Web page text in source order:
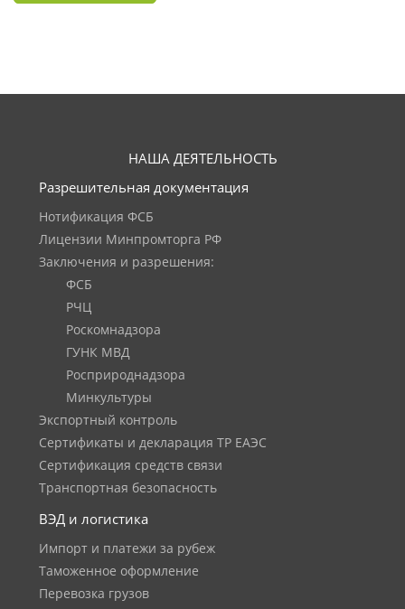
НАША ДЕЯТЕЛЬНОСТЬ
Разрешительная документация
Нотификация ФСБ
Лицензии Минпромторга РФ
Заключения и разрешения:
ФСБ
РЧЦ
Роскомнадзора
ГУНК МВД
Росприроднадзора
Минкультуры
Экспортный контроль
Сертификаты и декларация ТР ЕАЭС
Сертификация средств связи
Транспортная безопасность
ВЭД и логистика
Импорт и платежи за рубеж
Таможенное оформление
Перевозка грузов